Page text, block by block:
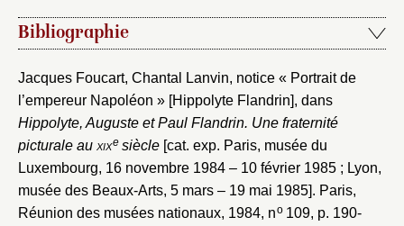
Bibliographie
Jacques Foucart, Chantal Lanvin, notice « Portrait de
l’empereur Napoléon » [Hippolyte Flandrin], dans
Hippolyte, Auguste et Paul Flandrin. Une fraternité
picturale au xixesiècle [cat. exp. Paris, musée du
Luxembourg, 16 novembre 1984 – 10 février 1985 ; Lyon,
musée des Beaux-Arts, 5 mars – 19 mai 1985]. Paris,
Réunion des musées nationaux, 1984, no109, p. 190-
Créer et ajouter